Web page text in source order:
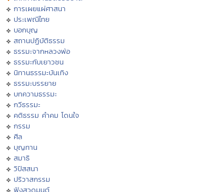
การเผยแผ่ศาสนา
ประเพณีไทย
บอกบุญ
สถานปฏิบัติธรรม
ธรรมะจากหลวงพ่อ
ธรรมะกับเยาวชน
นิทานธรรมะบันเทิง
ธรรมะบรรยาย
บทความธรรมะ
กวีธรรมะ
คติธรรม คำคม โดนใจ
กรรม
ศีล
บุญทาน
สมาธิ
วิปัสสนา
ปริวาสกรรม
ฟังสวดมนต์